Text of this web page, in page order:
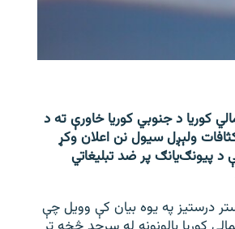
ټولې پاڼې
کوریا د جنوبي کوریا خاورې ته د
ولېږل سیول نن اعلان وکړ
پیونګ‌یانګ پر ضد تبلیغاتي
درستیز په یوه بیان کې وویل چې